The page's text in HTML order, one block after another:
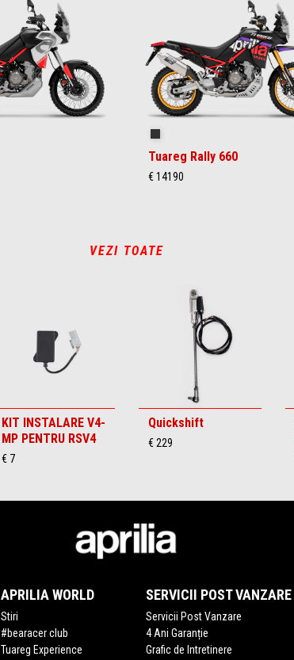
Tuareg Rally 660
€ 14190
VEZI TOATE
KIT INSTALARE V4-
MP PENTRU RSV4
€ 7
Quickshift
€ 229
APRILIA WORLD
Stiri
#bearacer club
Tuareg Experience
SERVICII POST VANZARE
Servicii Post Vanzare
4 Ani Garanție
Grafic de Intretinere